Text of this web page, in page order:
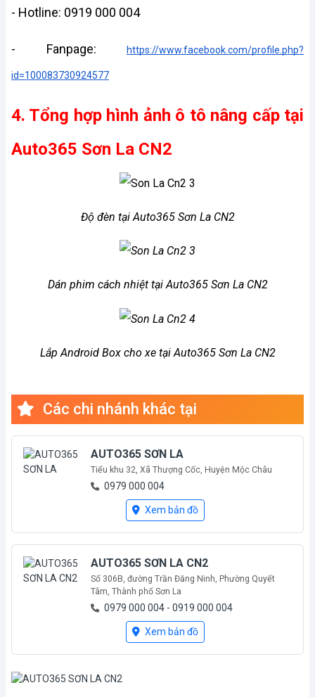
- Hotline: 0919 000 004
- Fanpage: https://www.facebook.com/profile.php?
id=100083730924577
4. Tổng hợp hình ảnh ô tô nâng cấp tại
Auto365 Sơn La CN2
Độ đèn tại Auto365 Sơn La CN2
Dán phim cách nhiệt tại Auto365 Sơn La CN2
Lắp Android Box cho xe tại Auto365 Sơn La CN2
Các chi nhánh khác tại
AUTO365 SƠN LA
Tiểu khu 32, Xã Thượng Cốc, Huyện Mộc Châu
0979 000 004
Xem bản đồ
AUTO365 SƠN LA CN2
Số 306B, đường Trần Đăng Ninh, Phường Quyết
Tâm, Thành phố Sơn La
0979 000 004 - 0919 000 004
Xem bản đồ